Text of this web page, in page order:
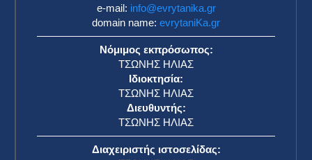
Καινοτομία και καλές πρακτικές στα σχολεία
της Ευρυτανίας – Η ημερίδα στο Καρπενήσι και
τα έργα κάθε σχολικής μονάδας
Υπουργείο Αθλητισμού: Στα 31,3 εκατ. ευρώ η